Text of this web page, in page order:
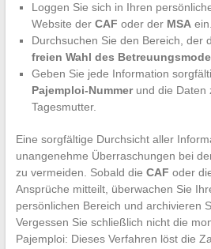
Loggen Sie sich in Ihren
Website der CAF oder der MSAein.
Durchsuchen Sie den Bereich, der
freien Wahl des
Geben Sie jede Information
Pajemploi-Nummerund die Daten
Tagesmutter.
Eine sorgfältige Durchsicht aller
unangenehme Überraschungen bei
zu vermeiden. Sobald die CAF oder
Ansprüche mitteilt, überwachen Sie
persönlichen Bereich und archivieren
Vergessen Sie schließlich nicht die
Pajemploi: Dieses Verfahren löst die